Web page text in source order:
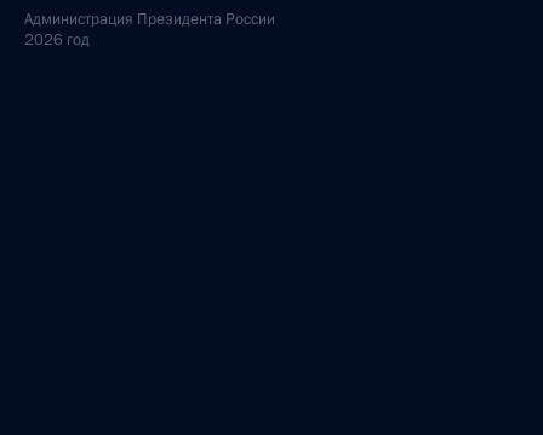
Администрация Президента России
2026 год